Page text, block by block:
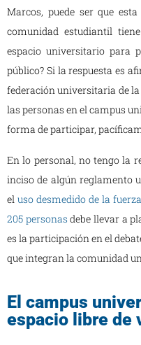
Marcos, puede ser que
comunidad estudiantil
espacio universitario para
público? Si la respuesta es
federación universitaria de
las personas en el campus
forma de participar,
En lo personal, no tengo la
inciso de algún reglamento
el uso desmedido de la fuerza
205 personas debe llevar a
es la participación en el
que integran la comunidad
El campus
espacio libre de